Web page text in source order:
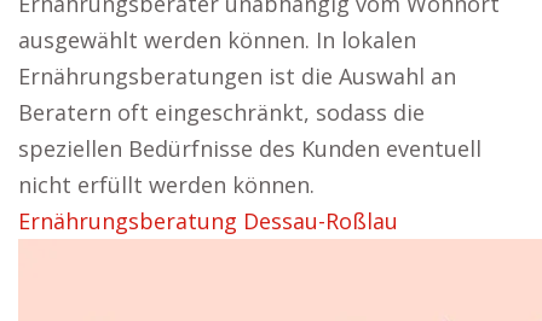
ausgewählt werden können. In lokalen
Ernährungsberatungen ist die Auswahl an
Beratern oft eingeschränkt, sodass die
speziellen Bedürfnisse des Kunden eventuell
nicht erfüllt werden können.
Ernährungsberatung Dessau-Roßlau